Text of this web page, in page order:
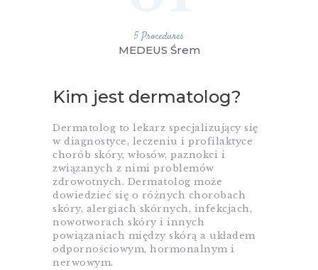
5 Procedures
MEDEUS Śrem
Kim jest dermatolog?
Dermatolog to lekarz specjalizujący się
w diagnostyce, leczeniu i profilaktyce
chorób skóry, włosów, paznokci i
związanych z nimi problemów
zdrowotnych. Dermatolog może
dowiedzieć się o różnych chorobach
skóry, alergiach skórnych, infekcjach,
nowotworach skóry i innych
powiązaniach między skórą a układem
odpornościowym, hormonalnym i
nerwowym.